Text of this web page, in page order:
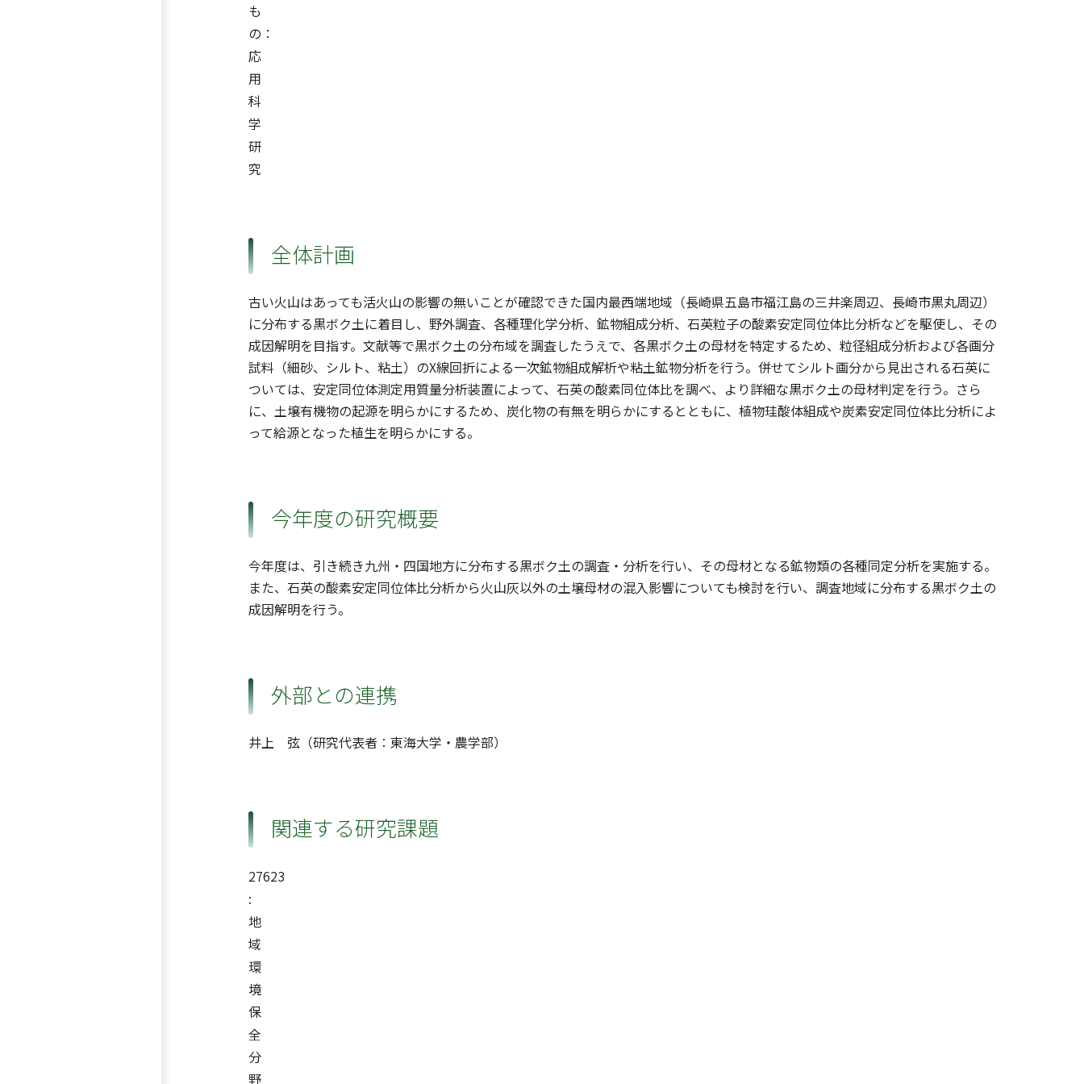
も
の：
応
用
科
学
研
究
全体計画
古い火山はあっても活火山の影響の無いことが確認できた国内最西端地域（長崎県五島市福江島の三井楽周辺、長崎市黒丸周辺）
に分布する黒ボク土に着目し、野外調査、各種理化学分析、鉱物組成分析、石英粒子の酸素安定同位体比分析などを駆使し、その
成因解明を目指す。文献等で黒ボク土の分布域を調査したうえで、各黒ボク土の母材を特定するため、粒径組成分析および各画分
試料（細砂、シルト、粘土）のX線回折による一次鉱物組成解析や粘土鉱物分析を行う。併せてシルト画分から見出される石英に
ついては、安定同位体測定用質量分析装置によって、石英の酸素同位体比を調べ、より詳細な黒ボク土の母材判定を行う。さら
に、土壌有機物の起源を明らかにするため、炭化物の有無を明らかにするとともに、植物珪酸体組成や炭素安定同位体比分析によ
って給源となった植生を明らかにする。
今年度の研究概要
今年度は、引き続き九州・四国地方に分布する黒ボク土の調査・分析を行い、その母材となる鉱物類の各種同定分析を実施する。
また、石英の酸素安定同位体比分析から火山灰以外の土壌母材の混入影響についても検討を行い、調査地域に分布する黒ボク土の
成因解明を行う。
外部との連携
井上 弦（研究代表者：東海大学・農学部）
関連する研究課題
27623
:
地
域
環
境
保
全
分
野